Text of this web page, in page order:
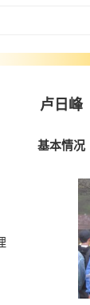
卢日峰
基本情况